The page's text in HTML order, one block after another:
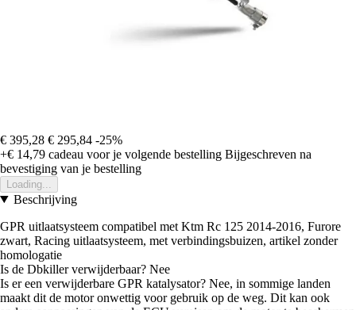
€ 395,28 € 295,84 -25%
+€ 14,79 cadeau voor je volgende bestelling Bijgeschreven na
bevestiging van je bestelling
Loading...
Beschrijving
GPR uitlaatsysteem compatibel met Ktm Rc 125 2014-2016, Furore
zwart, Racing uitlaatsysteem, met verbindingsbuizen, artikel zonder
homologatie
Is de Dbkiller verwijderbaar? Nee
Is er een verwijderbare GPR katalysator? Nee, in sommige landen
maakt dit de motor onwettig voor gebruik op de weg. Dit kan ook